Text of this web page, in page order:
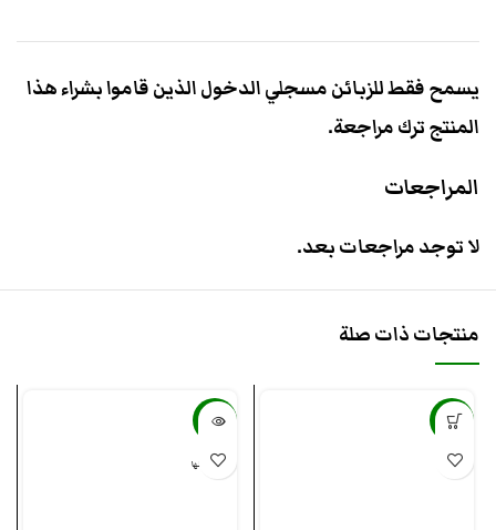
المراجعات
لا توجد مراجعات بعد.
يسمح فقط للزبائن مسجلي الدخول الذين قاموا بشراء هذا
المنتج ترك مراجعة.
منتجات ذات صلة
-17%
-61%
بيعت كلها